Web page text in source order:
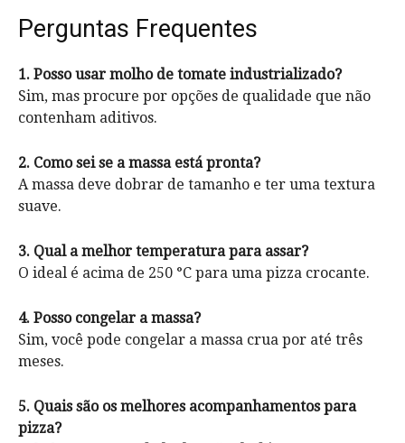
Perguntas Frequentes
1. Posso usar molho de tomate industrializado?
Sim, mas procure por opções de qualidade que não
contenham aditivos.
2. Como sei se a massa está pronta?
A massa deve dobrar de tamanho e ter uma textura
suave.
3. Qual a melhor temperatura para assar?
O ideal é acima de 250 °C para uma pizza crocante.
4. Posso congelar a massa?
Sim, você pode congelar a massa crua por até três
meses.
5. Quais são os melhores acompanhamentos para
pizza?